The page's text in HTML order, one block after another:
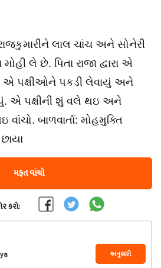
લાલ ચાંચ અને સોનેરી
લે છે. પિતા રાજા દ્વારા એ
એ પક્ષીઓને પકડી લેવાયું અને
એ પક્ષીની શું વલે થઇ અને
વાંચો. બાળવાર્તા: મોહમુક્તિ
મફત વાંચો
કરો:
અનુસરો